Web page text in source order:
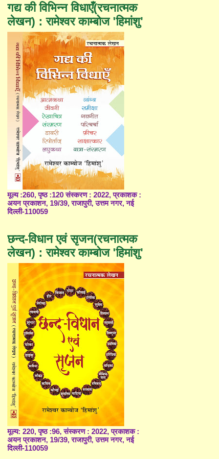
गद्य की विभिन्न विधाएँ(रचनात्मक
लेखन) : रामेश्वर काम्बोज 'हिमांशु'
मूल्य :260, पृष्ठ :120 संस्करण : 2022, प्रकाशक :
अयन प्रकाशन, 19/39, राजापुरी, उत्तम नगर, नई
दिल्ली-110059
छन्द-विधान एवं सृजन(रचनात्मक
लेखन) : रामेश्वर काम्बोज 'हिमांशु'
मूल्य: 220, पृष्ठ :96, संस्करण : 2022, प्रकाशक :
अयन प्रकाशन, 19/39, राजापुरी, उत्तम नगर, नई
दिल्ली-110059